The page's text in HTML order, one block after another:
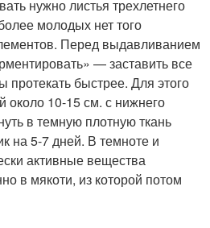
нужно листья трехлетнего
молодых нет того
Перед выдавливанием
— заставить все
протекать быстрее. Для этого
около 10-15 см. с нижнего
в темную плотную ткань
на 5-7 дней. В темноте и
активные вещества
в мякоти, из которой потом